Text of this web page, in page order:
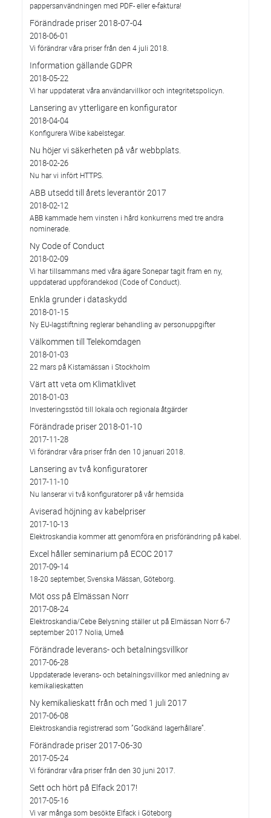
pappersanvändningen med PDF- eller e-faktura!
Förändrade priser 2018-07-04
2018-06-01
Vi förändrar våra priser från den 4 juli 2018.
Information gällande GDPR
2018-05-22
Vi har uppdaterat våra användarvillkor och integritetspolicyn.
Lansering av ytterligare en konfigurator
2018-04-04
Konfigurera Wibe kabelstegar.
Nu höjer vi säkerheten på vår webbplats.
2018-02-26
Nu har vi infört HTTPS.
ABB utsedd till årets leverantör 2017
2018-02-12
ABB kammade hem vinsten i hård konkurrens med tre andra
nominerade.
Ny Code of Conduct
2018-02-09
Vi har tillsammans med våra ägare Sonepar tagit fram en ny,
uppdaterad uppförandekod (Code of Conduct).
Enkla grunder i dataskydd
2018-01-15
Ny EU-lagstiftning reglerar behandling av personuppgifter
Välkommen till Telekomdagen
2018-01-03
22 mars på Kistamässan i Stockholm
Värt att veta om Klimatklivet
2018-01-03
Investeringsstöd till lokala och regionala åtgärder
Förändrade priser 2018-01-10
2017-11-28
Vi förändrar våra priser från den 10 januari 2018.
Lansering av två konfiguratorer
2017-11-10
Nu lanserar vi två konfiguratorer på vår hemsida
Aviserad höjning av kabelpriser
2017-10-13
Elektroskandia kommer att genomföra en prisförändring på kabel.
Excel håller seminarium på ECOC 2017
2017-09-14
18-20 september, Svenska Mässan, Göteborg.
Möt oss på Elmässan Norr
2017-08-24
Elektroskandia/Cebe Belysning ställer ut på Elmässan Norr 6-7
september 2017 Nolia, Umeå
Förändrade leverans- och betalningsvillkor
2017-06-28
Uppdaterade leverans- och betalningsvillkor med anledning av
kemikalieskatten
Ny kemikalieskatt från och med 1 juli 2017
2017-06-08
Elektroskandia registrerad som ”Godkänd lagerhållare”.
Förändrade priser 2017-06-30
2017-05-24
Vi förändrar våra priser från den 30 juni 2017.
Sett och hört på Elfack 2017!
2017-05-16
Vi var många som besökte Elfack i Göteborg